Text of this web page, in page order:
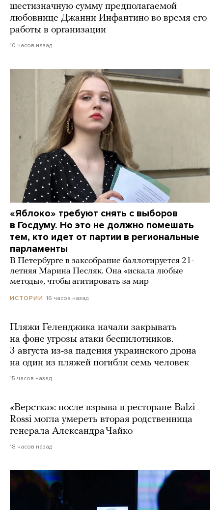
шестизначную сумму предполагаемой
любовнице Джанни Инфантино во время его
работы в организации
10 часов назад
«Яблоко» требуют снять с выборов
в Госдуму. Но это не должно помешать
тем, кто идет от партии в региональные
парламенты
В Петербурге в заксобрание баллотируется 21-
летняя Марина Песляк. Она «искала любые
методы», чтобы агитировать за мир
ИСТОРИИ 16 часов назад
Пляжи Геленджика начали закрывать
на фоне угрозы атаки беспилотников.
3 августа из-за падения украинского дрона
на один из пляжей погибли семь человек
15 часов назад
«Верстка»: после взрыва в ресторане Balzi
Rossi могла умереть вторая родственница
генерала Александра Чайко
18 часов назад